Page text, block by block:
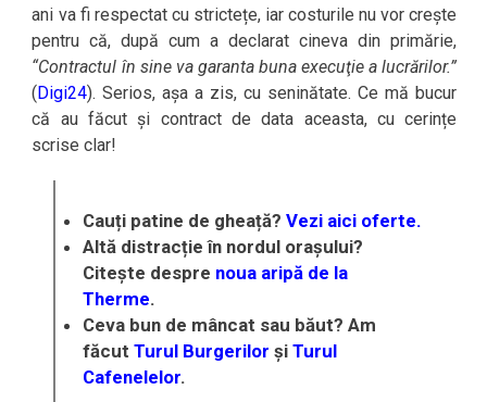
ani va fi respectat cu strictețe, iar costurile nu vor crește
pentru că, după cum a declarat cineva din primărie,
“Contractul în sine va garanta buna execuţie a lucrărilor.”
(Digi24). Serios, așa a zis, cu seninătate. Ce mă bucur
că au făcut și contract de data aceasta, cu cerințe
scrise clar!
Cauți patine de gheață?Vezi aici oferte.
Altă distracție în nordul orașului?
Citește despre noua aripă de la
Therme.
Ceva bun de mâncat sau băut? Am
făcutTurul Burgerilor șiTurul
Cafenelelor.